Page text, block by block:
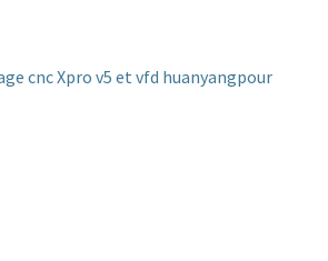
cnc Xpro v5 et vfd huanyangpour